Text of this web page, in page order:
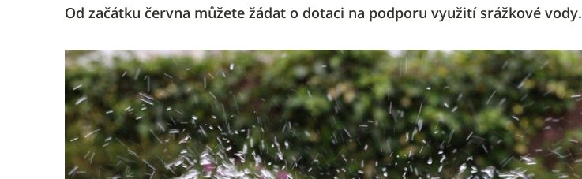
Od začátku června můžete žádat o dotaci na podporu využití srážkové vody.